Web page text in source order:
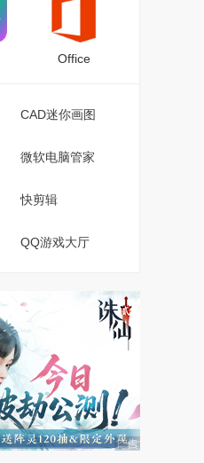
Office
CAD迷你画图
微软电脑管家
快剪辑
QQ游戏大厅